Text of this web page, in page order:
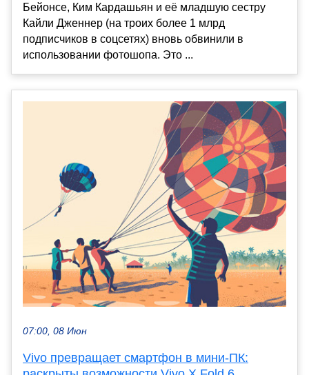
Бейонсе, Ким Кардашьян и её младшую сестру
Кайли Дженнер (на троих более 1 млрд
подписчиков в соцсетях) вновь обвинили в
использовании фотошопа. Это ...
07:00, 08 Июн
Vivo превращает смартфон в мини-ПК: